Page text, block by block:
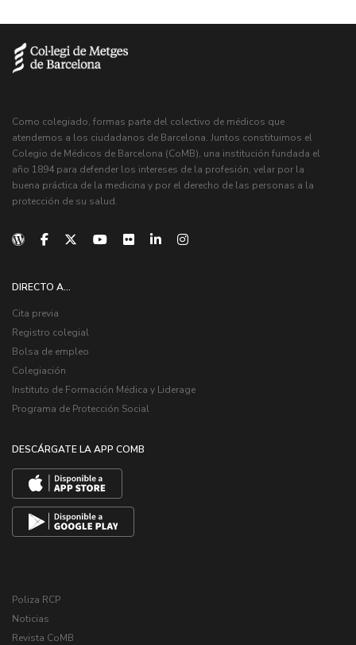
Como colegiado, formas parte del colectivo de médicos que
atendemos a los ciudadanos de Barcelona. Juntos constituimos el
Colegio de Médicos de Barcelona (CoMB), una institución fundada el
año 1894 para defender los intereses de la profesión, velar por la
buena práctica de la medicina y por el derecho de las personas a la
protección de su salud.
DIRECTO A...
Cita previa
Registro colegial
Bolsa de empleo
Colegiación
Instituto de Formación Médica y Liderage
Programa de Protección Social
DESCÁRGATE LA APP COMB
Poliza RCP
Noticias
Revista CoMB